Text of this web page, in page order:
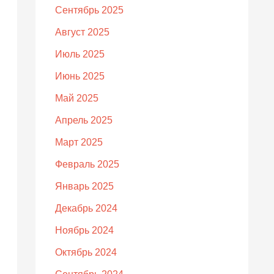
Сентябрь 2025
Август 2025
Июль 2025
Июнь 2025
Май 2025
Апрель 2025
Март 2025
Февраль 2025
Январь 2025
Декабрь 2024
Ноябрь 2024
Октябрь 2024